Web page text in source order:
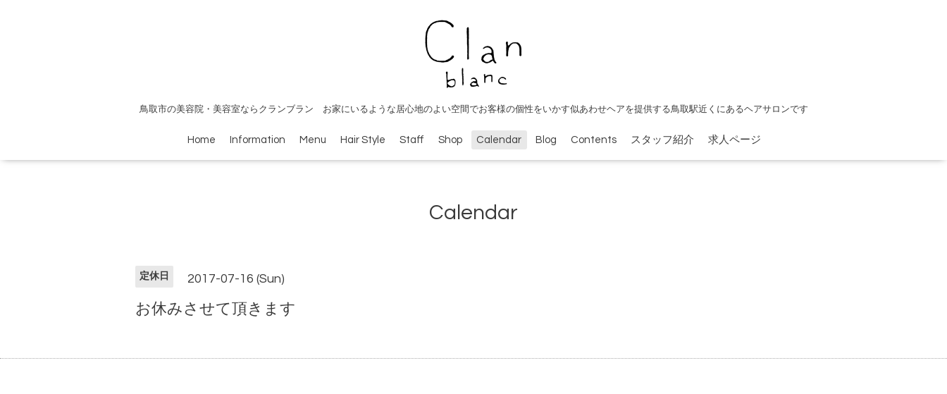
鳥取市の美容院・美容室ならクランブラン お家にいるような居心地のよい空間でお客様の個性をいかす似あわせヘアを提供する鳥取駅近くにあるヘアサロンです
Home Information Menu Hair Style Staff Shop Calendar Blog Contents スタッフ紹介 求人ページ
Calendar
定休日 2017-07-16 (Sun)
お休みさせて頂きます